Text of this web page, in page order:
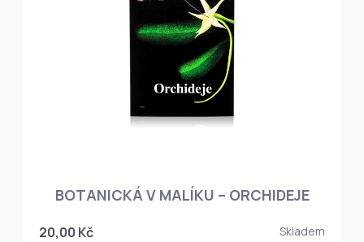
BOTANICKÁ V MALÍKU – ORCHIDEJE
20,00 Kč Skladem